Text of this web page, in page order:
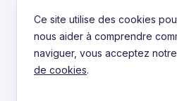
"LinkedIn"
"Instagram"
"Facebook"
"TikTok"
Ce site utilise des cookies
nous aider à comprendre
naviguer, vous acceptez
de cookies.